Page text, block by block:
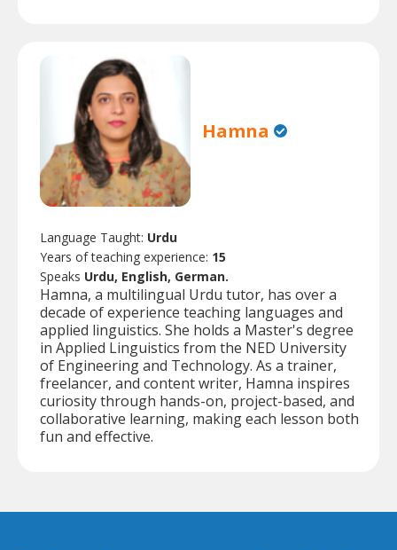
Hamna
Language Taught: Urdu
Years of teaching experience: 15
Speaks Urdu, English, German.
Hamna, a multilingual Urdu tutor, has over a
decade of experience teaching languages and
applied linguistics. She holds a Master's degree
in Applied Linguistics from the NED University
of Engineering and Technology. As a trainer,
freelancer, and content writer, Hamna inspires
curiosity through hands-on, project-based, and
collaborative learning, making each lesson both
fun and effective.